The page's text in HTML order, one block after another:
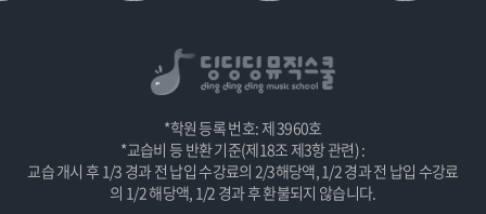
*학원 등록 번호: 제 3960호
*교습비 등 반환 기준(제18조 제3항 관련) :
교습 개시 후 1/3 경과 전 납입 수강료의 2/3해당액, 1/2 경과 전 납입 수강료
의 1/2 해당액, 1/2 경과 후 환불되지 않습니다.